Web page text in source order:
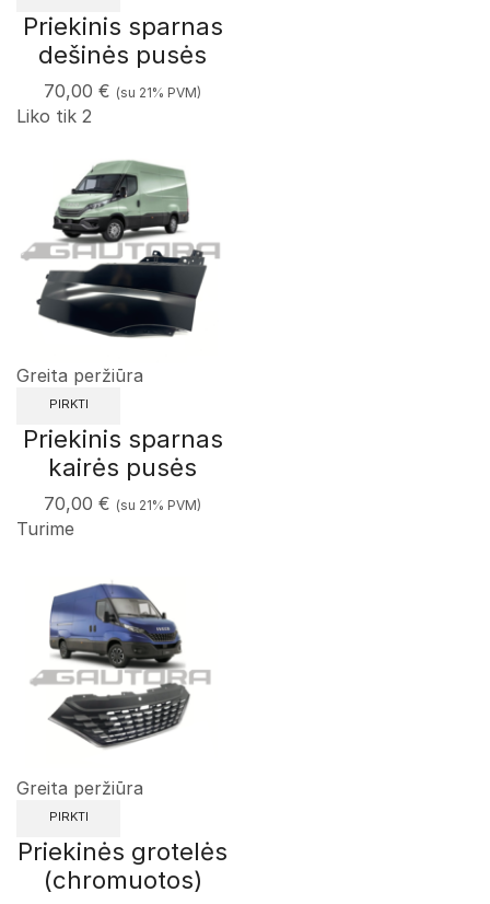
Priekinis sparnas
dešinės pusės
70,00 € (su 21% PVM)
Liko tik 2
Greita peržiūra
PIRKTI
Priekinis sparnas
kairės pusės
70,00 € (su 21% PVM)
Turime
Greita peržiūra
PIRKTI
Priekinės grotelės
(chromuotos)